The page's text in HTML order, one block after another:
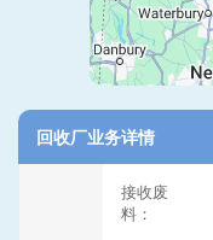
回收厂业务详情
接收废
料：